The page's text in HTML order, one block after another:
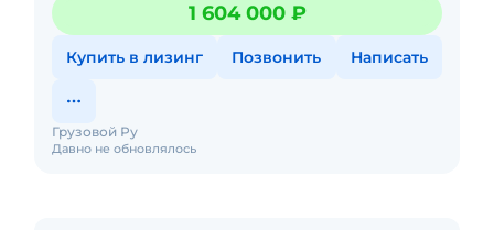
1 604 000 ₽
Купить в лизинг Позвонить Написать
Давно не обновлялось
Грузовой Ру